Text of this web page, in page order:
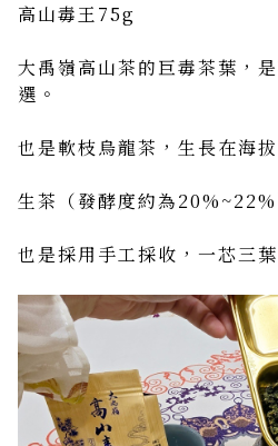
高山毒王75g
大禹嶺高山茶的巨毒茶葉，
選。
也是軟枝烏龍茶，生長在海
生茶（發酵度約為
也是採用手工採收，一芯三